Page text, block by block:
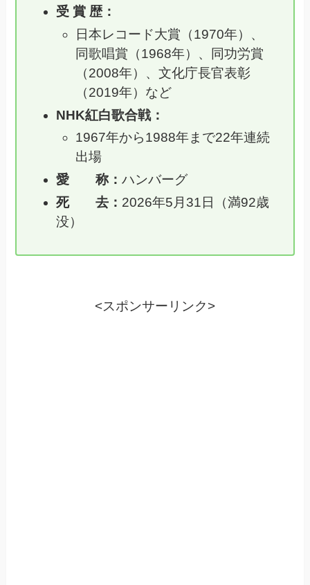
受 賞 歴：
日本レコード大賞（1970年）、
同歌唱賞（1968年）、同功労賞
（2008年）、文化庁長官表彰
（2019年）など
NHK紅白歌合戦：
1967年から1988年まで22年連続
出場
愛 称： ハンバーグ
死 去： 2026年5月31日（満92歳
没）
<スポンサーリンク>